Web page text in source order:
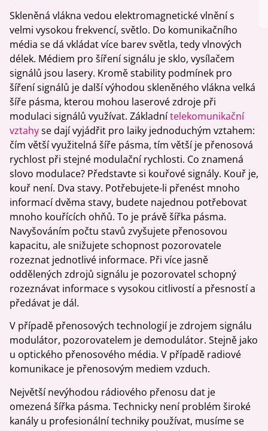
Skleněná vlákna vedou elektromagnetické vlnění s
velmi vysokou frekvencí, světlo. Do komunikačního
média se dá vkládat více barev světla, tedy vlnových
délek. Médiem pro šíření signálu je sklo, vysílačem
signálů jsou lasery. Kromě stability podmínek pro
šíření signálů je další výhodou skleněného vlákna velká
šíře pásma, kterou mohou laserové zdroje při
modulaci signálů využívat. Základnítelekomunikační
vztahyse dají vyjádřit pro laiky jednoduchým vztahem:
čím větší využitelná šíře pásma, tím větší je přenosová
rychlost při stejné modulační rychlosti. Co znamená
slovo modulace? Představte si kouřové signály. Kouř je,
kouř není. Dva stavy. Potřebujete-li přenést mnoho
informací dvěma stavy, budete najednou potřebovat
mnoho kouřících ohňů. To je právě šířka pásma.
Navyšováním počtu stavů zvyšujete přenosovou
kapacitu, ale snižujete schopnost pozorovatele
rozeznat jednotlivé informace. Při více jasně
oddělených zdrojů signálu je pozorovatel schopný
rozeznávat informace s vysokou citlivostí a přesností a
předávat je dál.
V případě přenosových technologií je zdrojem signálu
modulátor, pozorovatelem je demodulátor. Stejně jako
u optického přenosového média. V případě radiové
komunikace je přenosovým mediem vzduch.
Největší nevýhodou rádiového přenosu dat je
omezená šířka pásma. Technicky není problém široké
kanály u profesionální techniky používat, musíme se